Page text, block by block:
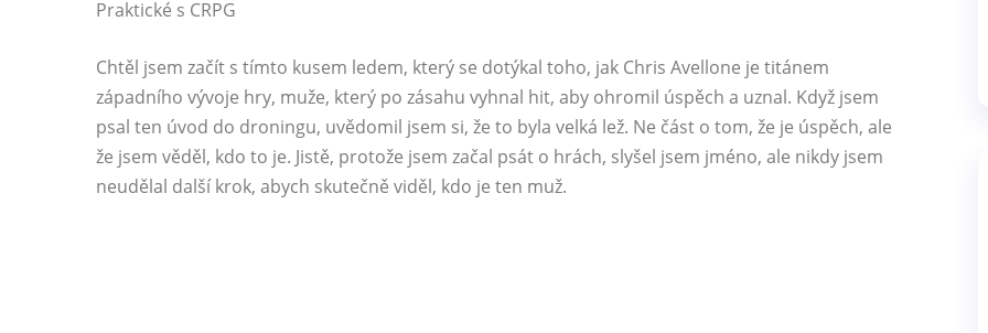
Praktické s CRPG
Chtěl jsem začít s tímto kusem ledem, který se dotýkal toho, jak Chris Avellone je titánem
západního vývoje hry, muže, který po zásahu vyhnal hit, aby ohromil úspěch a uznal. Když jsem
psal ten úvod do droningu, uvědomil jsem si, že to byla velká lež. Ne část o tom, že je úspěch, ale
že jsem věděl, kdo to je. Jistě, protože jsem začal psát o hrách, slyšel jsem jméno, ale nikdy jsem
neudělal další krok, abych skutečně viděl, kdo je ten muž.